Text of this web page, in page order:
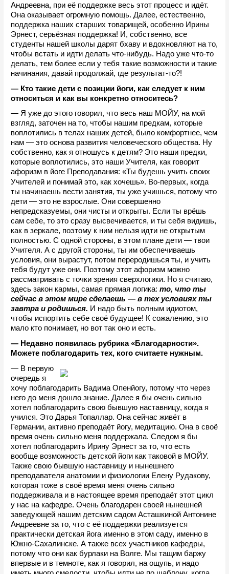
Андреевна, при её поддержке весь этот процесс и идёт.
Она оказывает огромную помощь. Далее, естественно,
поддержка наших старших товарищей, особенно Ирины
Эрнест, серьёзная поддержка! И, собственно, все
студенты нашей школы дарят бхаву и вдохновляют на то,
чтобы встать и идти делать что-нибудь. Надо уже что-то
делать, тем более если у тебя такие возможности и такие
начинания, давай продолжай, где результат-то?!
— Кто такие дети с позиции йоги, как следует к ним
относиться и как вы конкретно относитесь?
— Я уже до этого говорил, что весь наш МОЙУ, на мой
взгляд, заточен на то, чтобы нашим предкам, которые
воплотились в телах наших детей, было комфортнее, чем
нам — это основа развития человеческого общества. Ну
собственно, как я отношусь к детям? Это наши предки,
которые воплотились, это наши Учителя, как говорит
афоризм в йоге Преподавания: «Ты будешь учить своих
Учителей и понимай это, как хочешь». Во-первых, когда
ты начинаешь вести занятия, ты уже учишься, потому что
дети — это не взрослые. Они совершенно
непредсказуемы, они чисты и открыты. Если ты врёшь
сам себе, то это сразу высвечивается, и ты себя видишь,
как в зеркале, поэтому к ним нельзя идти не открытым
полностью. С одной стороны, в этом плане дети — твои
Учителя. А с другой стороны, ты им обеспечиваешь
условия, они вырастут, потом переродишься ты, и учить
тебя будут уже они. Поэтому этот афоризм можно
рассматривать с точки зрения сверхлогики. Но я считаю,
здесь закон кармы, самая прямая логика: то, что ты
сейчас в этом мире сделаешь — в тех условиях ты
завтра и родишься. И надо быть полным идиотом,
чтобы испортить себе своё будущее! К сожалению, это
мало кто понимает, но вот так оно и есть.
— Недавно появилась рубрика «Благодарности».
Можете поблагодарить тех, кого считаете нужным.
— В первую
очередь я
хочу поблагодарить Вадима Опенйогу, потому что через
него до меня дошло знание. Далее я бы очень сильно
хотел поблагодарить свою бывшую наставницу, когда я
учился. Это Дарья Топаллар. Она сейчас живёт в
Германии, активно преподаёт йогу, медитацию. Она в своё
время очень сильно меня поддержала. Следом я бы
хотел поблагодарить Ирину Эрнест за то, что есть
вообще возможность детской йоги как таковой в МОЙУ.
Также свою бывшую наставницу и нынешнего
преподавателя анатомии и физиологии Елену Рудакову,
которая тоже в своё время меня очень сильно
поддерживала и в настоящее время преподаёт этот цикл
у нас на кафедре. Очень благодарен своей нынешней
заведующей нашим детским садом Асташкиной Антонине
Андреевне за то, что с её поддержки реализуется
практически детская йога именно в этом саду, именно в
Южно-Сахалинске. А также всех участников кафедры,
потому что они как бурлаки на Волге. Мы тащим баржу
впервые и в темноте, как я говорил, на ощупь, и надо